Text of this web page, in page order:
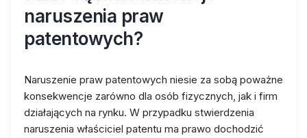
naruszenia praw
patentowych?
Naruszenie praw patentowych niesie za sobą poważne
konsekwencje zarówno dla osób fizycznych, jak i firm
działających na rynku. W przypadku stwierdzenia
naruszenia właściciel patentu ma prawo dochodzić